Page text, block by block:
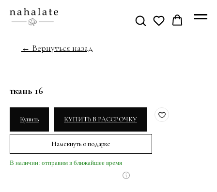
← Вернуться назад
ткань 16
Купить КУПИТЬ В РАССРОЧКУ
Намекнуть о подарке
В наличии: отправим в ближайшее время